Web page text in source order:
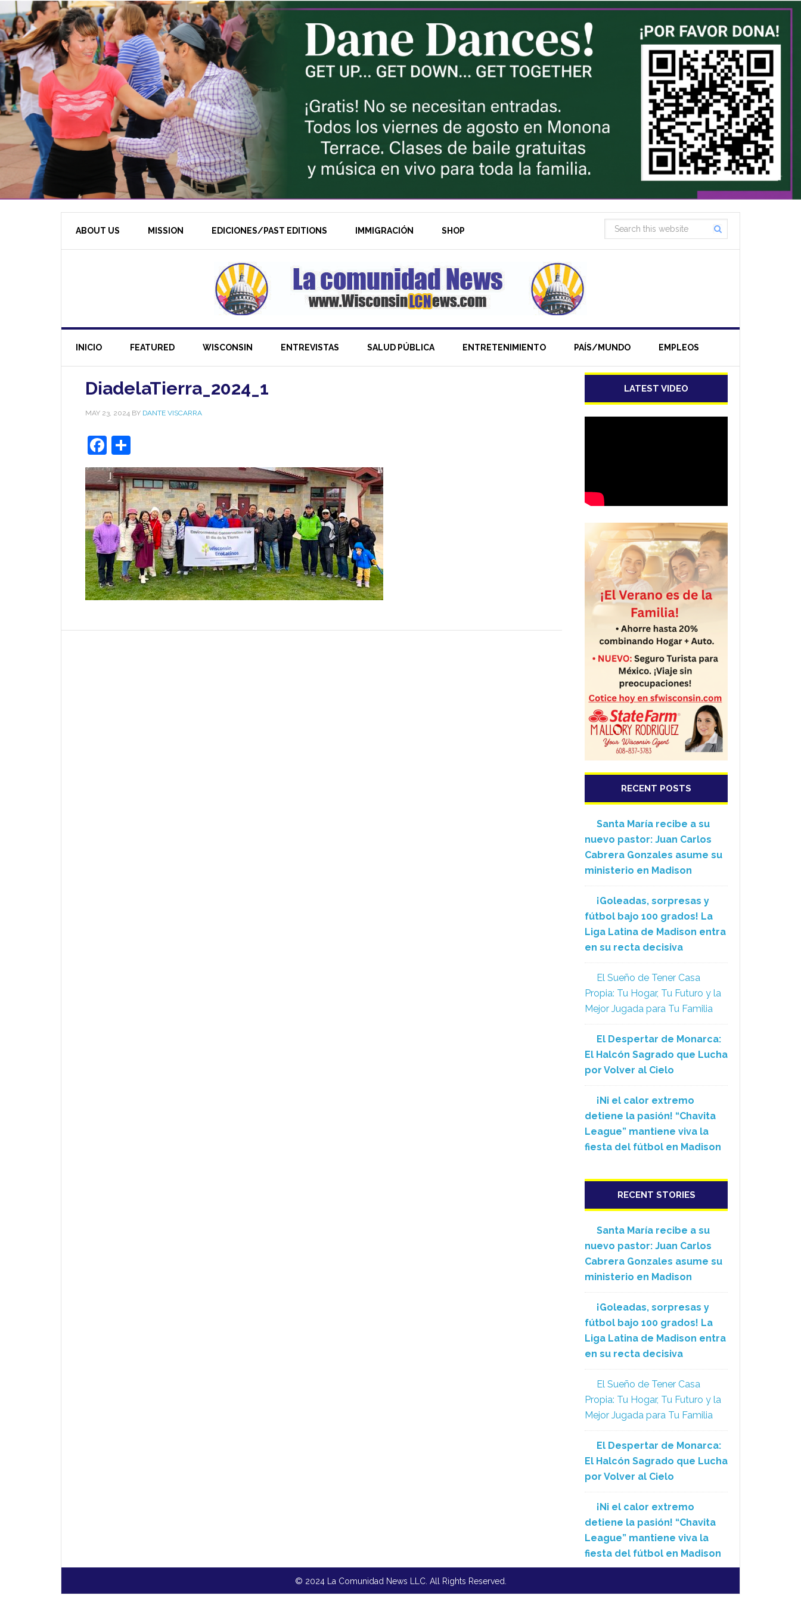
ABOUT US MISSION EDICIONES/PAST EDITIONS IMMIGRACIÓN SHOP
INICIO FEATURED WISCONSIN ENTREVISTAS SALUD PÚBLICA ENTRETENIMIENTO PAÍS/MUNDO EMPLEOS
DiadelaTierra_2024_1
MAY 23, 2024 BY DANTE VISCARRA
Facebook
LATEST VIDEO
RECENT POSTS
Santa María recibe a su
nuevo pastor: Juan Carlos
Cabrera Gonzales asume su
ministerio en Madison
¡Goleadas, sorpresas y
fútbol bajo 100 grados! La
Liga Latina de Madison entra
en su recta decisiva
El Sueño de Tener Casa
Propia: Tu Hogar, Tu Futuro y la
Mejor Jugada para Tu Familia
El Despertar de Monarca:
El Halcón Sagrado que Lucha
por Volver al Cielo
¡Ni el calor extremo
detiene la pasión! “Chavita
League” mantiene viva la
fiesta del fútbol en Madison
RECENT STORIES
Santa María recibe a su
nuevo pastor: Juan Carlos
Cabrera Gonzales asume su
ministerio en Madison
¡Goleadas, sorpresas y
fútbol bajo 100 grados! La
Liga Latina de Madison entra
en su recta decisiva
El Sueño de Tener Casa
Propia: Tu Hogar, Tu Futuro y la
Mejor Jugada para Tu Familia
El Despertar de Monarca:
El Halcón Sagrado que Lucha
por Volver al Cielo
¡Ni el calor extremo
detiene la pasión! “Chavita
League” mantiene viva la
fiesta del fútbol en Madison
© 2024 La Comunidad News LLC. All Rights Reserved.